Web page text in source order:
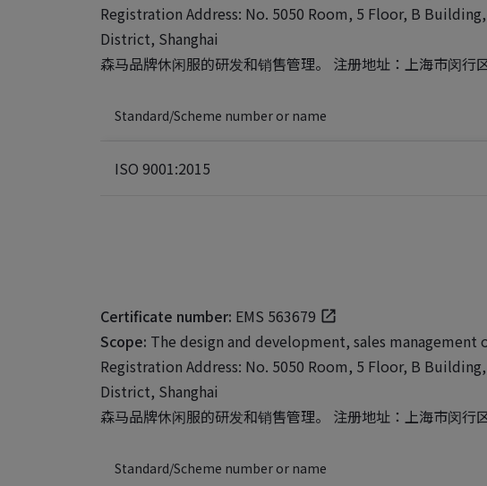
Registration Address: No. 5050 Room, 5 Floor, B
District, Shanghai
森马品牌休闲服的研发和销售管理。 注册地址：上海市闵行
Standard/Scheme number or name
ISO 9001:2015
Certificate number: EMS 563679
Scope: The design and development, sales management
Registration Address: No. 5050 Room, 5 Floor, B
District, Shanghai
森马品牌休闲服的研发和销售管理。 注册地址：上海市闵行
Standard/Scheme number or name